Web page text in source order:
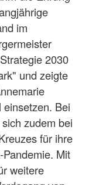
im
2030
und zeigte
Bei
zudem bei
für ihre
Mit
weitere